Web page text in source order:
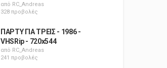
από RC_Andreas
328 προβολές
ΠΑΡΤΥ ΓΙΑ ΤΡΕΙΣ - 1986 -
VHSRip - 720x544
από RC_Andreas
241 προβολές